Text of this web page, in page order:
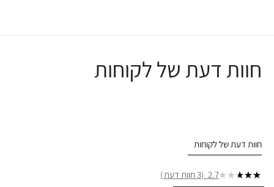
חוות דעת של לקוחות
חוות דעת של לקוחות
2.7 3 חוות דעת